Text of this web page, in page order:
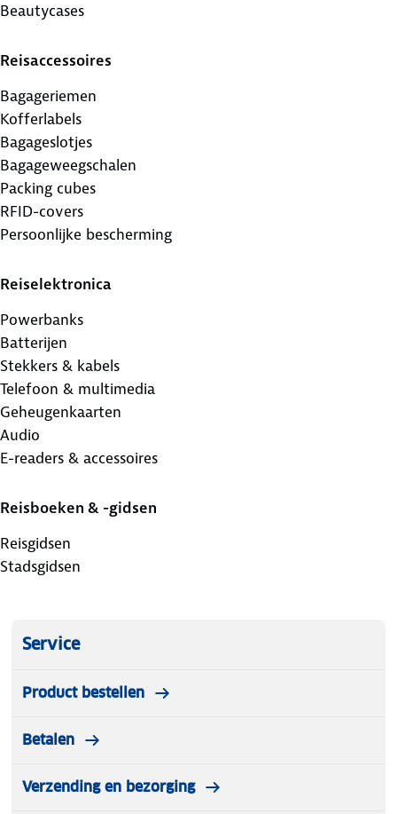
Beautycases
Reisaccessoires
Bagageriemen
Kofferlabels
Bagageslotjes
Bagageweegschalen
Packing cubes
RFID-covers
Persoonlijke bescherming
Reiselektronica
Powerbanks
Batterijen
Stekkers & kabels
Telefoon & multimedia
Geheugenkaarten
Audio
E-readers & accessoires
Reisboeken & -gidsen
Reisgidsen
Stadsgidsen
Service
Product bestellen
Betalen
Verzending en bezorging